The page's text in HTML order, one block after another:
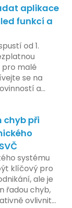
aplikace
funkcí a
od 1.
pro malé
se na
a
chyb při
systému
klíčový pro
ale je
řadou chyb,
ovlivnit